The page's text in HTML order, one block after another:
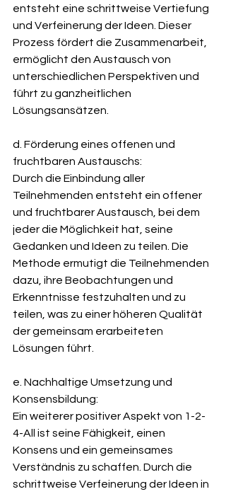
entsteht eine schrittweise Vertiefung
und Verfeinerung der Ideen. Dieser
Prozess fördert die Zusammenarbeit,
ermöglicht den Austausch von
unterschiedlichen Perspektiven und
führt zu ganzheitlichen
Lösungsansätzen.
d. Förderung eines offenen und
fruchtbaren Austauschs:
Durch die Einbindung aller
Teilnehmenden entsteht ein offener
und fruchtbarer Austausch, bei dem
jeder die Möglichkeit hat, seine
Gedanken und Ideen zu teilen. Die
Methode ermutigt die Teilnehmenden
dazu, ihre Beobachtungen und
Erkenntnisse festzuhalten und zu
teilen, was zu einer höheren Qualität
der gemeinsam erarbeiteten
Lösungen führt.
e. Nachhaltige Umsetzung und
Konsensbildung:
Ein weiterer positiver Aspekt von 1-2-
4-All ist seine Fähigkeit, einen
Konsens und ein gemeinsames
Verständnis zu schaffen. Durch die
schrittweise Verfeinerung der Ideen in